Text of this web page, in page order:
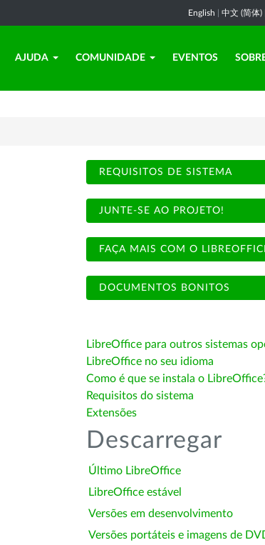
English 中文 (简体)
AJUDA COMUNIDADE EVENTOS
REQUISITOS DE SISTEMA
JUNTE-SE AO PROJETO!
FAÇA MAIS COM O
DOCUMENTOS BONITOS
LibreOffice para outros sistemas
LibreOffice no seu idioma
Como é que se instala o
Requisitos do sistema
Extensões
Descarregar
Último LibreOffice
LibreOffice estável
Versões em desenvolvimento
Versões portáteis e imagens de